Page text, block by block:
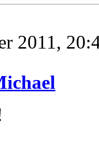
2011,